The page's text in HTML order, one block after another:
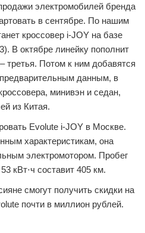
электромобилей бренда
в сентябре. По нашим
кроссовер i-JOY на базе
В октябре линейку пополнит
третья. Потом к ним добавятся
данным, в
минивэн и седан,
из Китая.
Evolute i-JOY в Москве.
характеристикам, она
электромотором. Пробег
кВт⋅ч составит 405 км.
смогут получить скидки на
почти в миллион рублей.